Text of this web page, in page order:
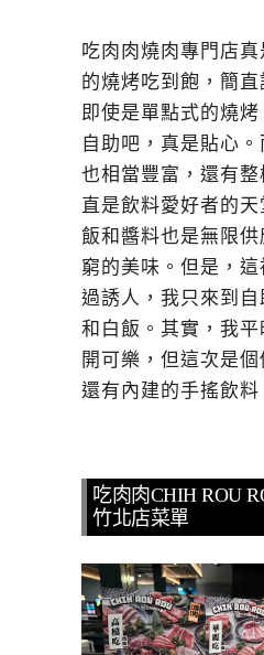
吃肉肉燒肉專門店
的燒烤吃到飽，簡直
即使是單點式的燒
自助吧，真是貼心
也相當豐富，還有
直是飲料愛好者的
飯和醬料也是無限
窮的美味。但是，
過誘人，我只來到
和白飯。其實，我
開可樂，但這次是
還有內建的手搖飲料
吃肉肉CHIH ROU
竹北店菜單